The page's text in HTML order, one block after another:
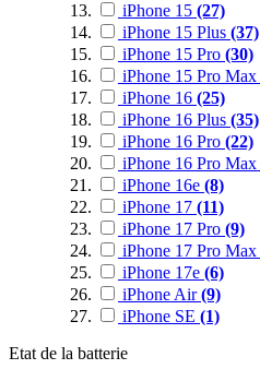
iPhone 15 (27)
iPhone 15 Plus (37)
iPhone 15 Pro (30)
iPhone 15 Pro Max
iPhone 16 (25)
iPhone 16 Plus (35)
iPhone 16 Pro (22)
iPhone 16 Pro Max
iPhone 16e (8)
iPhone 17 (11)
iPhone 17 Pro (9)
iPhone 17 Pro Max
iPhone 17e (6)
iPhone Air(9)
iPhone SE (1)
Etat de la batterie